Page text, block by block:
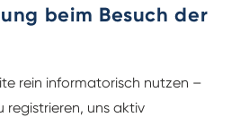
beim Besuch der
rein informatorisch nutzen –
registrieren, uns aktiv